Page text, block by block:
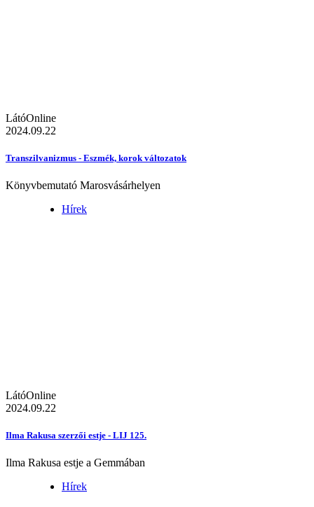
LátóOnline
2024.09.22
Transzilvanizmus - Eszmék, korok változatok
Könyvbemutató Marosvásárhelyen
Hírek
LátóOnline
2024.09.22
Ilma Rakusa szerzői estje - LIJ 125.
Ilma Rakusa estje a Gemmában
Hírek